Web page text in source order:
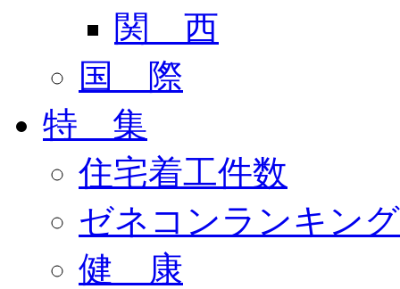
関 西
国 際
特 集
住宅着工件数
ゼネコンランキング
健 康